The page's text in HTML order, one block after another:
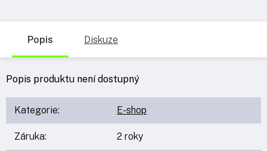
Popis Diskuze
Popis produktu není dostupný
Kategorie: E-shop
Záruka: 2 roky